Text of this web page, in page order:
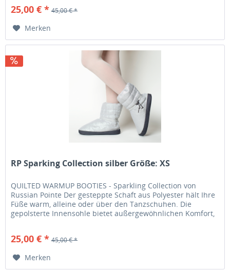
25,00 € * 45,00 € *
Merken
RP Sparking Collection silber Größe: XS
QUILTED WARMUP BOOTIES - Sparkling Collection von
Russian Pointe Der gesteppte Schaft aus Polyester hält Ihre
Füße warm, alleine oder über den Tanzschuhen. Die
gepolsterte Innensohle bietet außergewöhnlichen Komfort,
25,00 € * 45,00 € *
Merken